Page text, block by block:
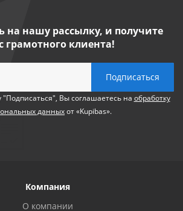
на нашу рассылку, и получите
грамотного клиента!
Вы соглашаетесь на обработку
данныхот «Kupibas».
Компания
О компании